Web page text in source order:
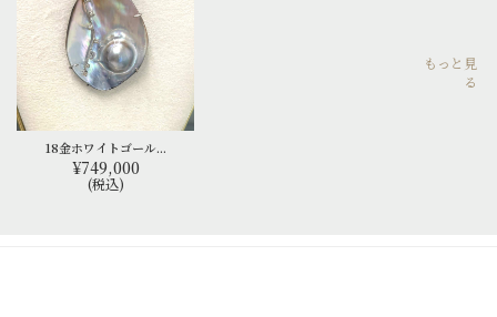
18金ホワイトゴール...
¥749,000
(税込)
もっと見
る